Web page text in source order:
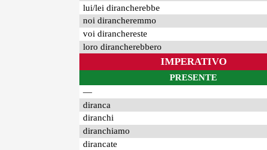
lui/lei dirancherebbe
noi dirancheremmo
voi diranchereste
loro dirancherebbero
IMPERATIVO
PRESENTE
—
diranca
diranchi
diranchiamo
dirancate